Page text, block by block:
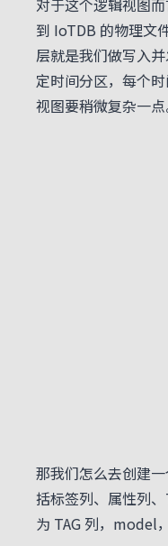
对于这个逻辑视图
到 IoTDB 的物理文
层就是我们做写入
定时间分区，每个
视图要稍微复杂一点
那我们怎么去创建
括标签列、属性列
为 TAG 列，model